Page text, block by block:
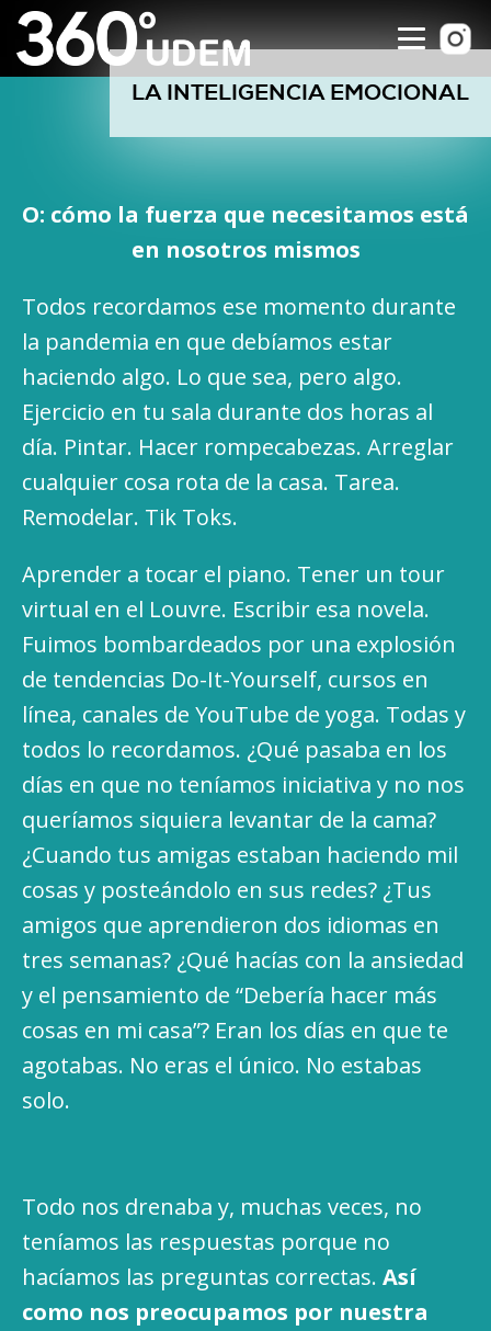
LA INTELIGENCIA EMOCIONAL
O: cómo la fuerza que necesitamos está
en nosotros mismos
Todos recordamos ese momento durante
la pandemia en que debíamos estar
haciendo algo. Lo que sea, pero algo.
Ejercicio en tu sala durante dos horas al
día. Pintar. Hacer rompecabezas. Arreglar
cualquier cosa rota de la casa. Tarea.
Remodelar. Tik Toks.
Aprender a tocar el piano. Tener un tour
virtual en el Louvre. Escribir esa novela.
Fuimos bombardeados por una explosión
de tendencias Do-It-Yourself, cursos en
línea, canales de YouTube de yoga. Todas y
todos lo recordamos. ¿Qué pasaba en los
días en que no teníamos iniciativa y no nos
queríamos siquiera levantar de la cama?
¿Cuando tus amigas estaban haciendo mil
cosas y posteándolo en sus redes? ¿Tus
amigos que aprendieron dos idiomas en
tres semanas? ¿Qué hacías con la ansiedad
y el pensamiento de “Debería hacer más
cosas en mi casa”? Eran los días en que te
agotabas. No eras el único. No estabas
solo.
Todo nos drenaba y, muchas veces, no
teníamos las respuestas porque no
hacíamos las preguntas correctas. Así
como nos preocupamos por nuestra